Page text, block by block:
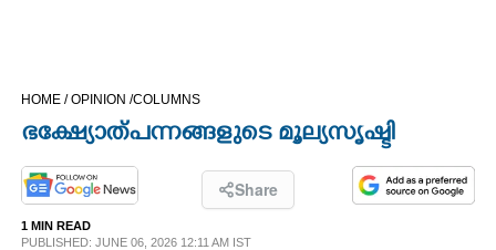
OPINION
PHOTOS
HOME /OPINION /COLUMNS
ഭക്ഷ്യോത്പന്നങ്ങളുടെ മൂല്യസൃഷ്ടി
Share
1 MIN READ
PUBLISHED: JUNE 06, 2026 12:11 AM IST